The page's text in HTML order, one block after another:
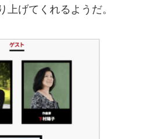
上げてくれるようだ。